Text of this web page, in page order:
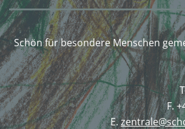
Schön für besondere Menschen
F.
E.